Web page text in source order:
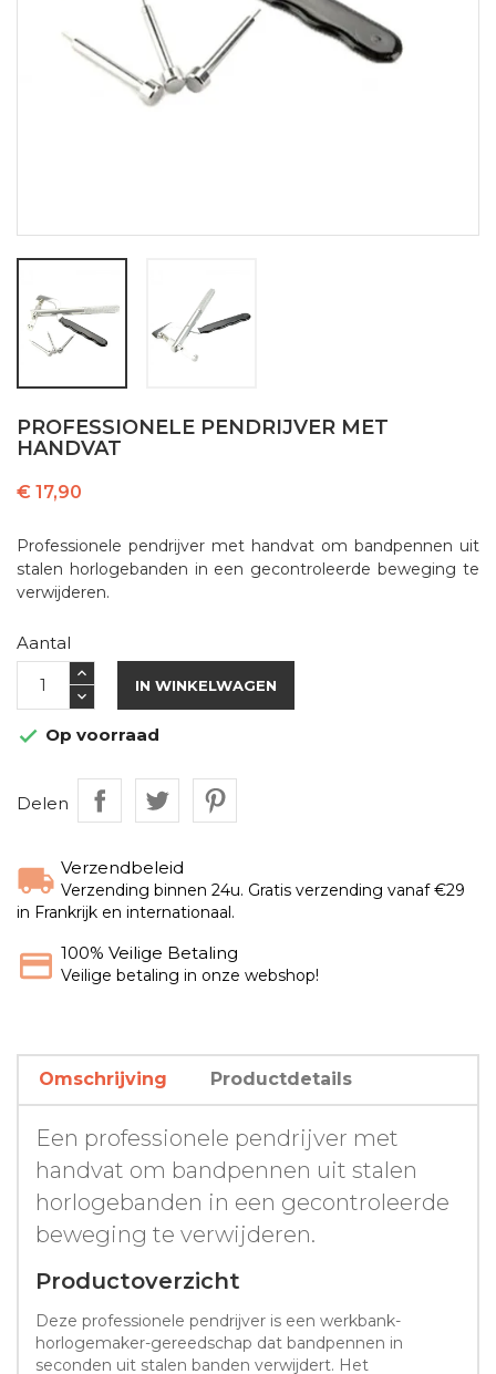
PROFESSIONELE PENDRIJVER MET
HANDVAT
€ 17,90
Professionele pendrijver met handvat om bandpennen uit
stalen horlogebanden in een gecontroleerde beweging te
verwijderen.
Aantal
IN WINKELWAGEN
 Op voorraad
Delen
Verzendbeleid
Verzending binnen 24u. Gratis verzending vanaf €29
in Frankrijk en internationaal.
100% Veilige Betaling
Veilige betaling in onze webshop!
Omschrijving Productdetails
Een professionele pendrijver met
handvat om bandpennen uit stalen
horlogebanden in een gecontroleerde
beweging te verwijderen.
Productoverzicht
Deze professionele pendrijver is een werkbank-
horlogemaker-gereedschap dat bandpennen in
seconden uit stalen banden verwijdert. Het